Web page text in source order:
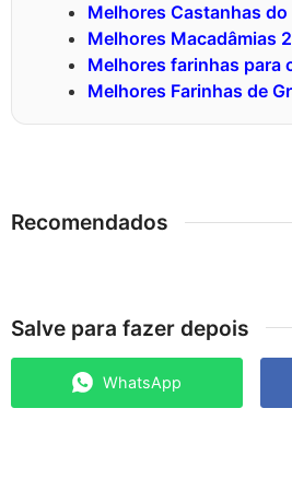
Melhores Castanhas do
Melhores Macadâmias
Melhores farinhas para
Melhores Farinhas de
Recomendados
Salve para fazer depois
WhatsApp